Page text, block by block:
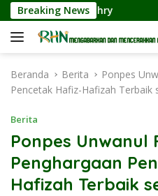
a
Breaking News Genot
Beranda Berita
Ponpes
Pencetak Hafiz-Hafizah
Berita
Ponpes Unwanul
Penghargaan
Hafizah Terbaik